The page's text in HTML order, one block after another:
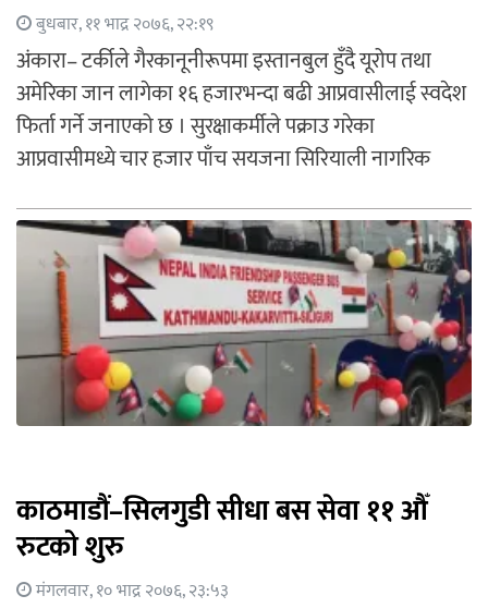
बुधबार, ११ भाद्र २०७६, २२:१९
अंकारा– टर्कीले गैरकानूनीरूपमा इस्तानबुल हुँदै यूरोप तथा
अमेरिका जान लागेका १६ हजारभन्दा बढी आप्रवासीलाई स्वदेश
फिर्ता गर्ने जनाएको छ । सुरक्षाकर्मीले पक्राउ गरेका
आप्रवासीमध्ये चार हजार पाँच सयजना सिरियाली नागरिक
काठमाडौं–सिलगुडी सीधा बस सेवा ११ औँ
रुटको शुरु
मंगलवार, १० भाद्र २०७६, २३:५३